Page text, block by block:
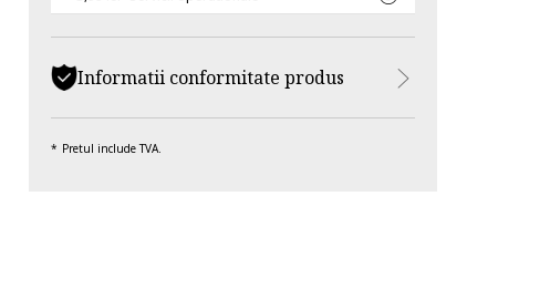
Informatii conformitate produs
Pretul include TVA.